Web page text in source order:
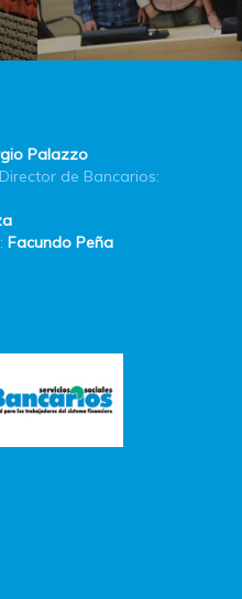
Palazzo
de Bancarios:
Facundo Peña